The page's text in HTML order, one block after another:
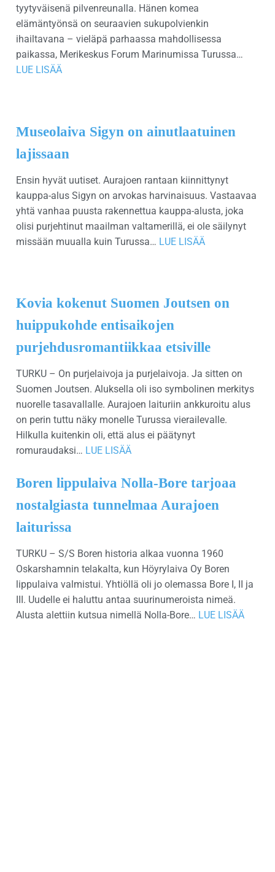
tyytyväisenä pilvenreunalla. Hänen komea
elämäntyönsä on seuraavien sukupolvienkin
ihailtavana – vieläpä parhaassa mahdollisessa
paikassa, Merikeskus Forum Marinumissa Turussa…
LUE LISÄÄ
Museolaiva Sigyn on ainutlaatuinen
lajissaan
Ensin hyvät uutiset. Aurajoen rantaan kiinnittynyt
kauppa-alus Sigyn on arvokas harvinaisuus. Vastaavaa
yhtä vanhaa puusta rakennettua kauppa-alusta, joka
olisi purjehtinut maailman valtamerillä, ei ole säilynyt
missään muualla kuin Turussa… LUE LISÄÄ
Kovia kokenut Suomen Joutsen on
huippukohde entisaikojen
purjehdusromantiikkaa etsiville
TURKU – On purjelaivoja ja purjelaivoja. Ja sitten on
Suomen Joutsen. Aluksella oli iso symbolinen merkitys
nuorelle tasavallalle. Aurajoen laituriin ankkuroitu alus
on perin tuttu näky monelle Turussa vierailevalle.
Hilkulla kuitenkin oli, että alus ei päätynyt
romuraudaksi… LUE LISÄÄ
Boren lippulaiva Nolla-Bore tarjoaa
nostalgiasta tunnelmaa Aurajoen
laiturissa
TURKU – S/S Boren historia alkaa vuonna 1960
Oskarshamnin telakalta, kun Höyrylaiva Oy Boren
lippulaiva valmistui. Yhtiöllä oli jo olemassa Bore I, II ja
III. Uudelle ei haluttu antaa suurinumeroista nimeä.
Alusta alettiin kutsua nimellä Nolla-Bore… LUE LISÄÄ